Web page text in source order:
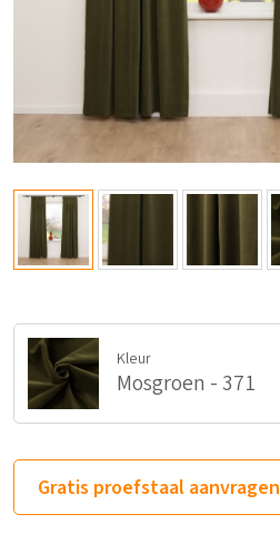
Kleur
Mosgroen - 371
Gratis proefstaal aanvragen